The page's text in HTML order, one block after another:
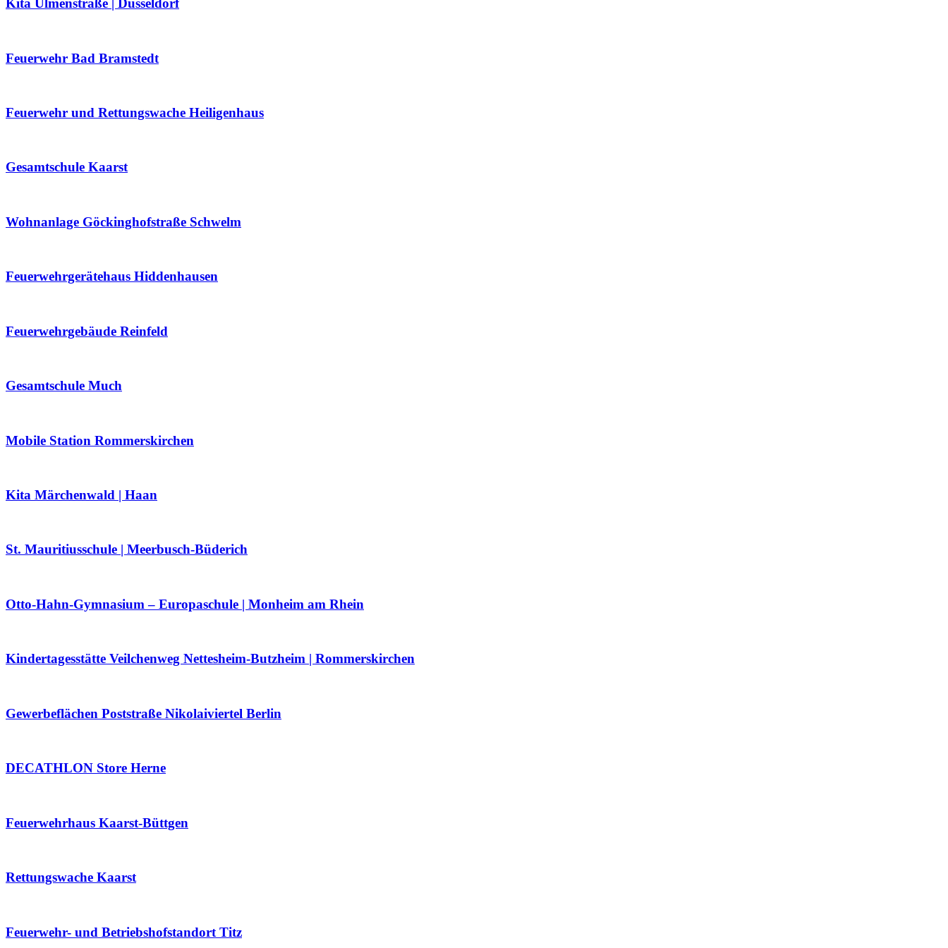
Kita Ulmenstraße | Düsseldorf
Feuerwehr Bad Bramstedt
Feuerwehr und Rettungswache Heiligenhaus
Gesamtschule Kaarst
Wohnanlage Göckinghofstraße Schwelm
Feuerwehrgerätehaus Hiddenhausen
Feuerwehrgebäude Reinfeld
Gesamtschule Much
Mobile Station Rommerskirchen
Kita Märchenwald | Haan
St. Mauritiusschule | Meerbusch-Büderich
Otto-Hahn-Gymnasium – Europaschule | Monheim am Rhein
Kindertagesstätte Veilchenweg Nettesheim-Butzheim | Rommerskirchen
Gewerbeflächen Poststraße Nikolaiviertel Berlin
DECATHLON Store Herne
Feuerwehrhaus Kaarst-Büttgen
Rettungswache Kaarst
Feuerwehr- und Betriebshofstandort Titz